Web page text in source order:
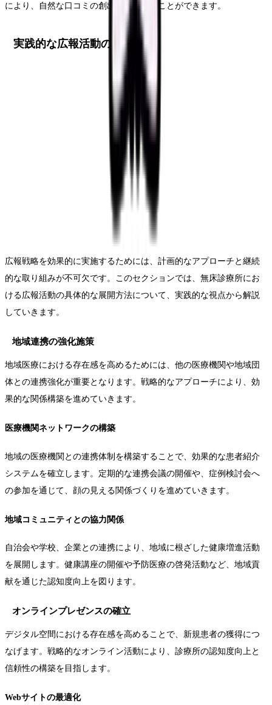
により、自然な口コミの創出につなげることができます。
実践的な広報活動の展開
広報戦略を効果的に実施するためには、計画的なアプローチと継続
的な取り組みが不可欠です。このセクションでは、無床診療所にお
ける広報活動の具体的な展開方法について、実践的な視点から解説
していきます。
地域連携の強化施策
地域医療における存在感を高めるためには、他の医療機関や地域団
体との連携強化が重要となります。戦略的なアプローチにより、効
果的な関係構築を進めていきます。
医療機関ネットワークの構築
地域の医療機関との連携体制を構築することで、効果的な患者紹介
システムを確立します。定期的な連携会議の開催や、症例検討会へ
の参加を通じて、顔の見える関係づくりを進めていきます。
地域コミュニティとの協力関係
自治会や学校、企業との連携により、地域に根ざした健康増進活動
を展開します。健康講座の開催や予防医療の啓発活動など、地域貢
献を通じた認知度向上を図ります。
オンラインプレゼンスの確立
デジタル空間における存在感を高めることで、新規患者の獲得につ
なげます。戦略的なオンライン活動により、診療所の認知度向上と
信頼性の構築を目指します。
Webサイトの最適化